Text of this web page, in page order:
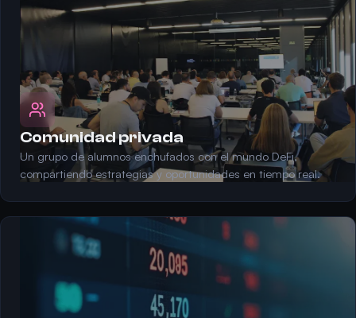
Comunidad privada
Un grupo de alumnos enchufados con el mundo DeFi,
compartiendo estrategias y oportunidades en tiempo real.